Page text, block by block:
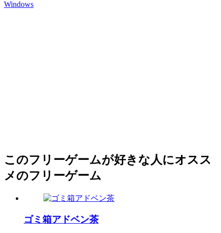
Windows
このフリーゲームが好きな人にオスス
メのフリーゲーム
ゴミ箱アドベン茶